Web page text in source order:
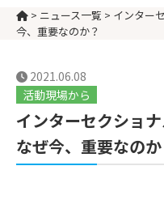
> ニュース一覧 > インター
今、重要なのか？
2021.06.08
活動現場から
インターセクショ
なぜ今、重要なのか